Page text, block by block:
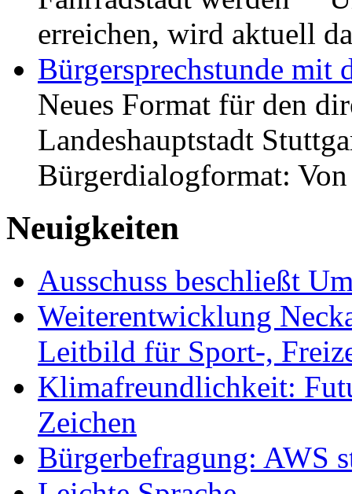
erreichen, wird aktuell
Bürgersprechstunde mit
Neues Format für den
Landeshauptstadt
Bürgerdialogformat:
Neuigkeiten
Ausschuss beschließt
Weiterentwicklung
Leitbild für Sport-,
Klimafreundlichkeit:
Zeichen
Bürgerbefragung: AWS